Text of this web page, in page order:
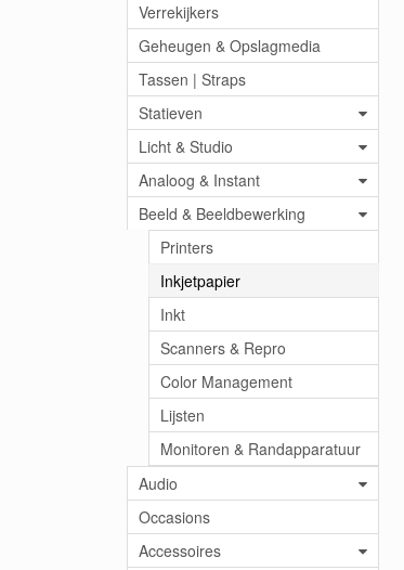
Verrekijkers
Geheugen & Opslagmedia
Tassen | Straps
Statieven
Licht & Studio
Analoog & Instant
Beeld & Beeldbewerking
Printers
Inkjetpapier
Inkt
Scanners & Repro
Color Management
Lijsten
Monitoren & Randapparatuur
Audio
Occasions
Accessoires